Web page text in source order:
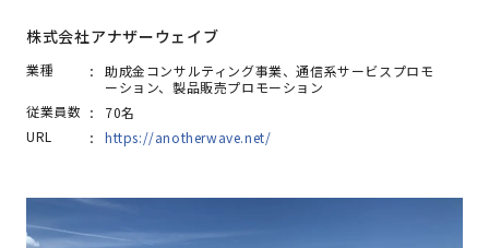
株式会社アナザーウェイブ
業種
助成金コンサルティング事業、通信系サービスプロモ
ーション、製品販売プロモーション
従業員数
70名
URL
https://anotherwave.net/